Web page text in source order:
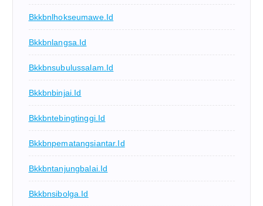
Bkkbnlhokseumawe.id
Bkkbnlangsa.id
Bkkbnsubulussalam.id
Bkkbnbinjai.id
Bkkbntebingtinggi.id
Bkkbnpematangsiantar.id
Bkkbntanjungbalai.id
Bkkbnsibolga.id